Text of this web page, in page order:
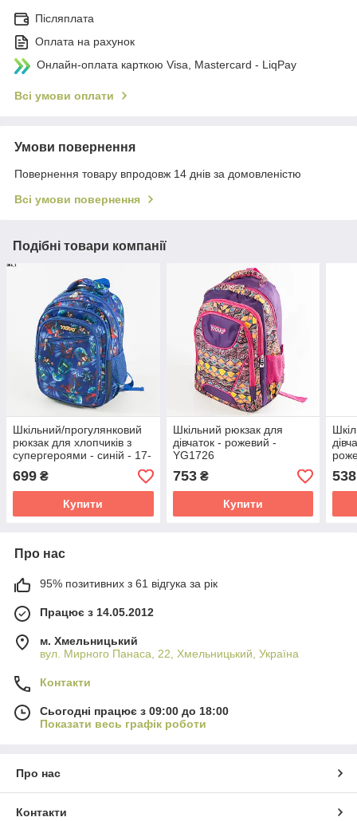
Післяплата
Оплата на рахунок
Онлайн-оплата карткою Visa, Mastercard - LiqPay
Всі умови оплати
Умови повернення
Повернення товару впродовж 14 днів за домовленістю
Всі умови повернення
Подібні товари компанії
Шкільний/прогулянковий
рюкзак для хлопчиків з
супергероями - синій - 17-
006
699 ₴
Купити
Шкільний рюкзак для
дівчаток - рожевий -
YG1726
753₴
Купити
538
Про нас
95% позитивних з 61 відгука за рік
Працює з 14.05.2012
м. Хмельницький
вул. Мирного Панаса, 22, Хмельницький, Україна
Контакти
Сьогодні працює з 09:00 до 18:00
Показати весь графік роботи
Про нас
Контакти